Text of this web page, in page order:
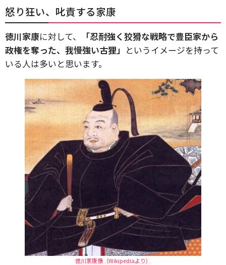
怒り狂い、叱責する家康
徳川家康に対して、
「忍耐強く狡猾な戦略で豊臣家から
政権を奪った、我慢強い古狸」 というイメージを持って
いる人は多いと思います。
徳川家康像（Wikipediaより）